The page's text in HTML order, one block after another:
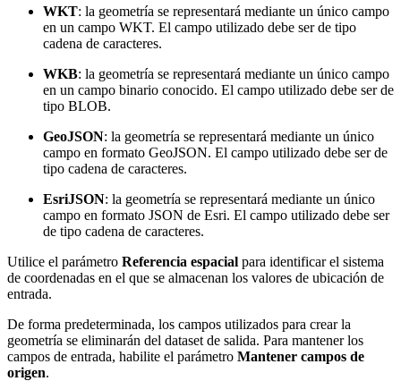
WKT: la geometría se representará mediante un único campo
en un campo WKT. El campo utilizado debe ser de tipo
cadena de caracteres.
WKB: la geometría se representará mediante un único campo
en un campo binario conocido. El campo utilizado debe ser de
tipo BLOB.
GeoJSON: la geometría se representará mediante un único
campo en formato GeoJSON. El campo utilizado debe ser de
tipo cadena de caracteres.
EsriJSON: la geometría se representará mediante un único
campo en formato JSON de Esri. El campo utilizado debe ser
de tipo cadena de caracteres.
Utilice el parámetro Referencia espacial para identificar el sistema
de coordenadas en el que se almacenan los valores de ubicación de
entrada.
De forma predeterminada, los campos utilizados para crear la
geometría se eliminarán del dataset de salida. Para mantener los
campos de entrada, habilite el parámetro Mantener campos de
origen.